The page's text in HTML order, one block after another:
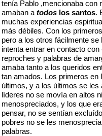
tenía Pablo ,mencionaba con
amaban a todos los santos.
muchas experiencias
más débiles. Con los
pero a los otros fácilmente
intenta entrar en contacto
reproches y palabras de
amaba tanto a los queridos
tan amados. Los primeros en
últimos, y a los últimos se les
líderes no se movía en altos
menospreciados, y los que
pensar, no se sentían
pobres no se les
palabras.